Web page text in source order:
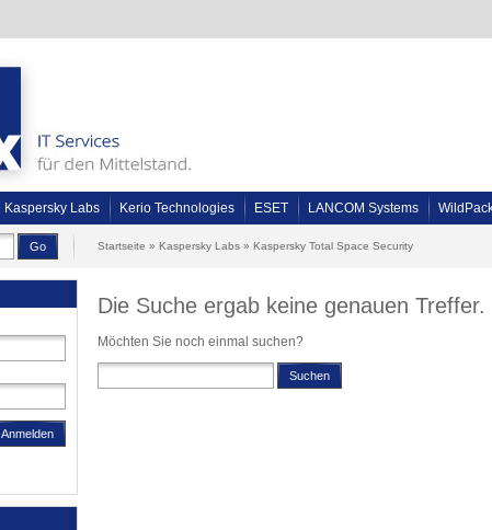
Kaspersky Labs Kerio Technologies ESET LANCOM Systems
Go Startseite » Kaspersky Labs » Kaspersky Total Space Security
Die Suche ergab keine genauen Treffer.
Möchten Sie noch einmal suchen?
Suchen
Anmelden